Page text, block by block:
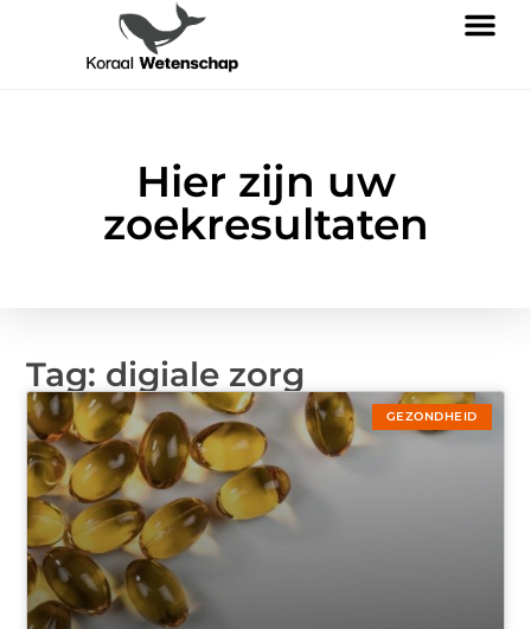
Hier zijn uw
zoekresultaten
Tag: digiale zorg
GEZONDHEID